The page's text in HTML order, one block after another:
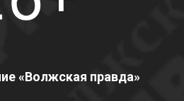
«Волжская правда»